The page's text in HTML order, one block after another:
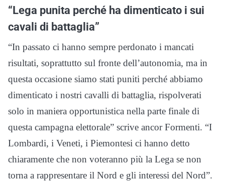
“Lega punita perché ha dimenticato i sui
cavali di battaglia”
“In passato ci hanno sempre perdonato i mancati
risultati, soprattutto sul fronte dell’autonomia, ma in
questa occasione siamo stati puniti perché abbiamo
dimenticato i nostri cavalli di battaglia, rispolverati
solo in maniera opportunistica nella parte finale di
questa campagna elettorale” scrive ancor Formenti. “I
Lombardi, i Veneti, i Piemontesi ci hanno detto
chiaramente che non voteranno più la Lega se non
torna a rappresentare il Nord e gli interessi del Nord”.